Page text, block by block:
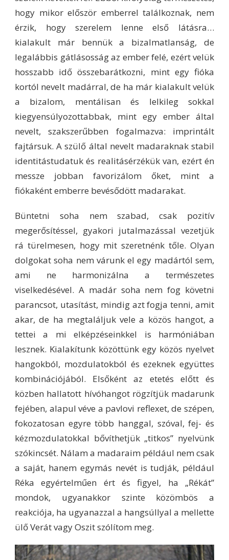
hogy mikor először emberrel találkoznak, nem
érzik, hogy szerelem lenne első látásra…
kialakult már bennük a bizalmatlanság, de
legalábbis gátlásosság az ember felé, ezért velük
hosszabb idő összebarátkozni, mint egy fióka
kortól nevelt madárral, de ha már kialakult velük
a bizalom, mentálisan és lelkileg sokkal
kiegyensúlyozottabbak, mint egy ember által
nevelt, szakszerűbben fogalmazva: imprintált
fajtársuk. A szülő által nevelt madaraknak stabil
identitástudatuk és realitásérzékük van, ezért én
messze jobban favorizálom őket, mint a
fiókaként emberre bevésődött madarakat.
Büntetni soha nem szabad, csak pozitív
megerősítéssel, gyakori jutalmazással vezetjük
rá türelmesen, hogy mit szeretnénk tőle. Olyan
dolgokat soha nem várunk el egy madártól sem,
ami ne harmonizálna a természetes
viselkedésével. A madár soha nem fog követni
parancsot, utasítást, mindig azt fogja tenni, amit
akar, de ha megtaláljuk vele a közös hangot, a
tettei a mi elképzéseinkkel is harmóniában
lesznek. Kialakítunk közöttünk egy közös nyelvet
hangokból, mozdulatokból és ezeknek együttes
kombinációjából. Elsőként az etetés előtt és
közben hallatott hívóhangot rögzítjük madarunk
fejében, alapul véve a pavlovi reflexet, de szépen,
fokozatosan egyre több hanggal, szóval, fej- és
kézmozdulatokkal bővíthetjük „titkos” nyelvünk
szókincsét. Nálam a madaraim például nem csak
a saját, hanem egymás nevét is tudják, például
Réka egyértelműen ért és figyel, ha „Rékát”
mondok, ugyanakkor szinte közömbös a
reakciója, ha ugyanazzal a hangsúllyal a mellette
ülő Verát vagy Oszit szólítom meg.